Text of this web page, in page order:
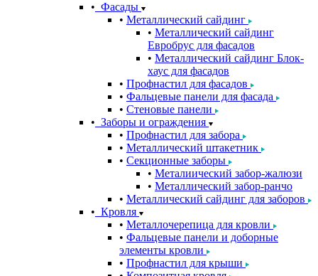
Фасады
Металлический сайдинг
Металлический сайдинг
Евробрус для фасадов
Металлический сайдинг Блок-
хаус для фасадов
Профнастил для фасадов
Фальцевые панели для фасада
Стеновые панели
Заборы и ограждения
Профнастил для забора
Металлический штакетник
Секционные заборы
Металиический забор-жалюзи
Металлический забор-ранчо
Металлический сайдинг для заборов
Кровля
Металлочерепица для кровли
Фальцевые панели и доборные
элементы кровли
Профнастил для крыши